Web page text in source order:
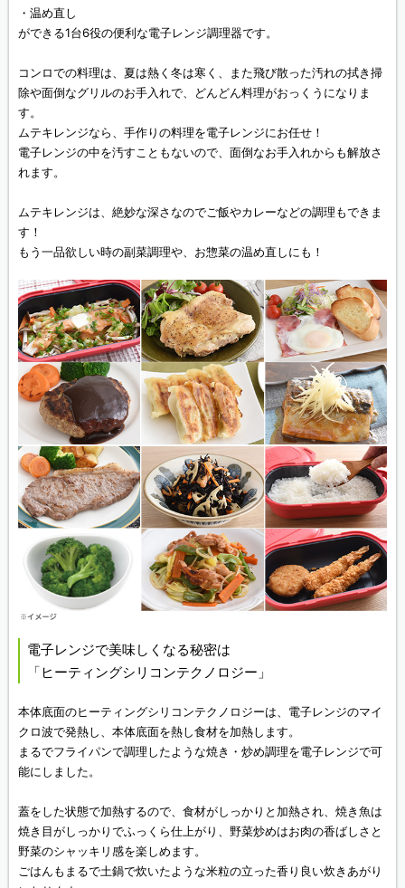
・温め直し
ができる1台6役の便利な電子レンジ調理器です。
コンロでの料理は、夏は熱く冬は寒く、また飛び散った汚れの拭き掃
除や面倒なグリルのお手入れで、どんどん料理がおっくうになりま
す。
ムテキレンジなら、手作りの料理を電子レンジにお任せ！
電子レンジの中を汚すこともないので、面倒なお手入れからも解放さ
れます。
ムテキレンジは、絶妙な深さなのでご飯やカレーなどの調理もできま
す！
もう一品欲しい時の副菜調理や、お惣菜の温め直しにも！
電子レンジで美味しくなる秘密は
「ヒーティングシリコンテクノロジー」
本体底面のヒーティングシリコンテクノロジーは、電子レンジのマイ
クロ波で発熱し、本体底面を熱し食材を加熱します。
まるでフライパンで調理したような焼き・炒め調理を電子レンジで可
能にしました。
蓋をした状態で加熱するので、食材がしっかりと加熱され、焼き魚は
焼き目がしっかりでふっくら仕上がり、野菜炒めはお肉の香ばしさと
野菜のシャッキリ感を楽しめます。
ごはんもまるで土鍋で炊いたような米粒の立った香り良い炊きあがり